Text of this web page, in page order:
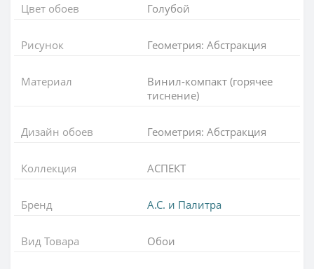
Цвет обоев Голубой
Рисунок Геометрия: Абстракция
Материал
Винил-компакт (горячее
тиснение)
Дизайн обоев Геометрия: Абстракция
Коллекция АСПЕКТ
Бренд А.С. и Палитра
Вид Товара Обои